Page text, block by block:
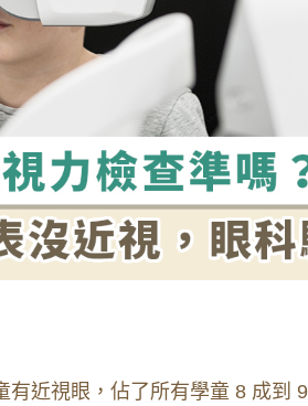
有近視眼，佔了所有學童 8 成到